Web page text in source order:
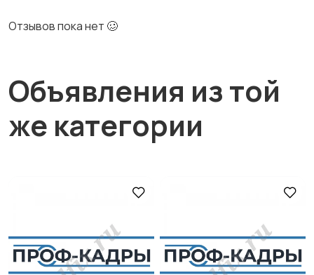
Отзывов пока нет 🥴
Объявления из той
же категории